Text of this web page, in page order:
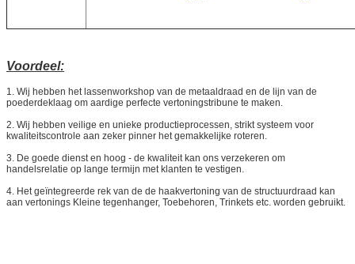
Voordeel:
1. Wij hebben het lassenworkshop van de metaaldraad en de lijn van de
poederdeklaag om aardige perfecte vertoningstribune te maken.
2. Wij hebben veilige en unieke productieprocessen, strikt systeem voor
kwaliteitscontrole aan zeker pinner het gemakkelijke roteren.
3. De goede dienst en hoog - de kwaliteit kan ons verzekeren om
handelsrelatie op lange termijn met klanten te vestigen.
4. Het geïntegreerde rek van de de haakvertoning van de structuurdraad kan
aan vertonings Kleine tegenhanger, Toebehoren, Trinkets etc. worden gebruikt.